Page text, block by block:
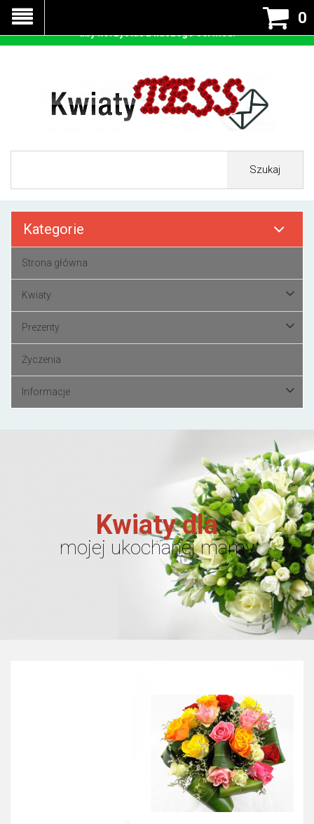
0
Szukaj
Kategorie
Strona główna
Kwiaty
Prezenty
Życzenia
Informacje
Kwiaty dla
mojej ukochanej mamy
Nasza strona korzysta z cookies - czyli tzw ciastek w celu
prawidłowego działania. Zaakceptuj przyjmowanie cookies
aby korzystać z naszego serwisu.